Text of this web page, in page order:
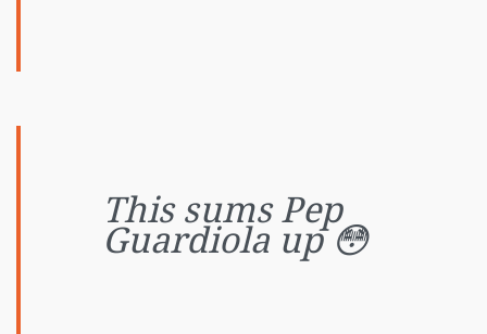
This sums Pep
Guardiola up 😳